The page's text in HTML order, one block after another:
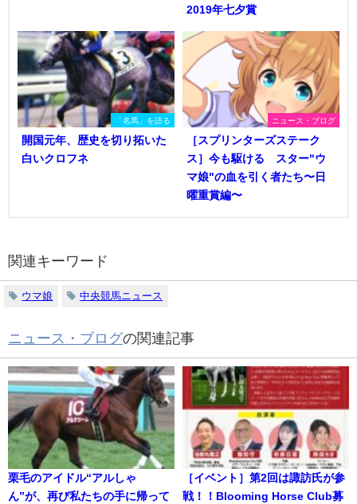
2019年七夕賞
「名馬」を語る
開国元年、歴史を切り拓いた
白いクロフネ
ニュース・ブログ
［スプリンターズステーク
ス］今も駆ける スター"ウ
マ娘"の血を引く者たち〜日
曜重賞編〜
関連キーワード
ウマ娘 中央競馬ニュース
ニュース・ブログの関連記事
栗毛のアイドル“アルしゃ
ん”が、再び私たちの手に帰って
［イベント］第2回は諏訪氏が参
戦！！Blooming Horse Club募